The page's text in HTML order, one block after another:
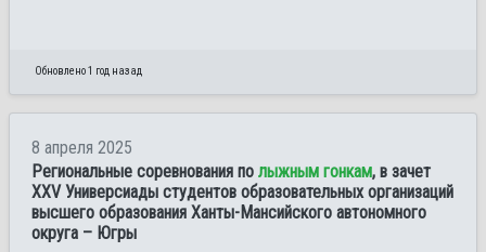
Обновлено 1 год назад
8 апреля 2025
Региональные соревнования по лыжным гонкам, в зачет
XXV Универсиады студентов образовательных организаций
высшего образования Ханты-Мансийского автономного
округа – Югры